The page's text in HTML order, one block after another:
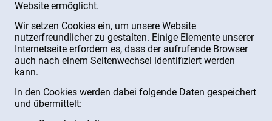
Website ermöglicht.
Wir setzen Cookies ein, um unsere Website
nutzerfreundlicher zu gestalten. Einige Elemente unserer
Internetseite erfordern es, dass der aufrufende Browser
auch nach einem Seitenwechsel identifiziert werden
kann.
In den Cookies werden dabei folgende Daten gespeichert
und übermittelt: